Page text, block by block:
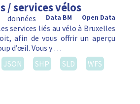
/ services vélos
Open Data
Data BM
services liés au vélo à Bruxelles
afin de vous offrir un aperçu
d’œil. Vous y …
JSON SHP SLD
WFS